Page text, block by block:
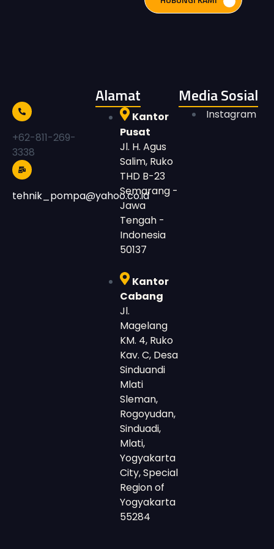
+62-811-269-
3338
tehnik_pompa@yahoo.co.id
Alamat
Kantor
Pusat
Jl. H. Agus
Salim, Ruko
THD B-23
Semarang -
Jawa
Tengah -
Indonesia
50137
Kantor
Cabang
Jl.
Magelang
KM. 4, Ruko
Kav. C, Desa
Sinduandi
Mlati
Sleman,
Rogoyudan,
Sinduadi,
Mlati,
Yogyakarta
City, Special
Region of
Yogyakarta
55284
Media Sosial
Instagram